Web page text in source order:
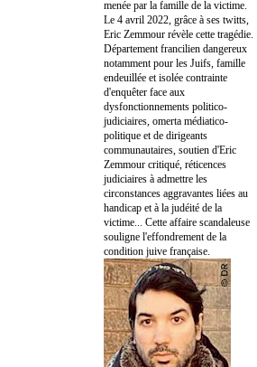
menée par la famille de la victime.
Le 4 avril 2022, grâce à ses twitts,
Eric Zemmour révèle cette tragédie.
Département francilien dangereux
notamment pour les Juifs, famille
endeuillée et isolée contrainte
d'enquêter face aux
dysfonctionnements politico-
judiciaires, omerta médiatico-
politique et de dirigeants
communautaires, soutien d'Eric
Zemmour critiqué, réticences
judiciaires à admettre les
circonstances aggravantes liées au
handicap et à la judéité de la
victime... Cette affaire scandaleuse
souligne l'effondrement de la
condition juive française.